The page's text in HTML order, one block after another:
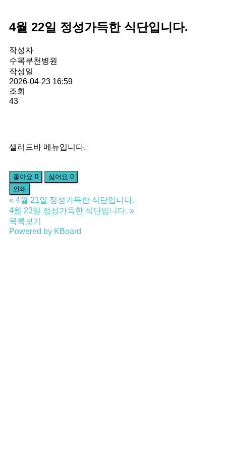
4월 22일 정성가득한 식단입니다.
작성자
수목부천병원
작성일
2026-04-23 16:59
조회
43
샐러드바 메뉴입니다.
좋아요 0 싫어요 0
인쇄
« 4월 21일 정성가득한 식단입니다.
4월 23일 정성가득한 식단입니다. »
목록보기
Powered by KBoard